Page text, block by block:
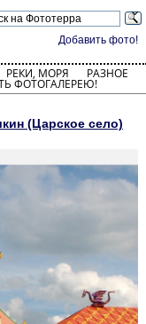
Добавить фото!
РЕКИ, МОРЯ РАЗНОЕ
ФОТОГАЛЕРЕЮ!
(Царское село)